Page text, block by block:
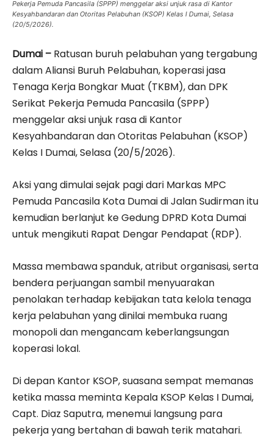
Pekerja Pemuda Pancasila (SPPP) menggelar aksi unjuk rasa di Kantor
Kesyahbandaran dan Otoritas Pelabuhan (KSOP) Kelas I Dumai, Selasa
(20/5/2026).
Dumai – Ratusan buruh pelabuhan yang tergabung
dalam Aliansi Buruh Pelabuhan, koperasi jasa
Tenaga Kerja Bongkar Muat (TKBM), dan DPK
Serikat Pekerja Pemuda Pancasila (SPPP)
menggelar aksi unjuk rasa di Kantor
Kesyahbandaran dan Otoritas Pelabuhan (KSOP)
Kelas I Dumai, Selasa (20/5/2026).
Aksi yang dimulai sejak pagi dari Markas MPC
Pemuda Pancasila Kota Dumai di Jalan Sudirman itu
kemudian berlanjut ke Gedung DPRD Kota Dumai
untuk mengikuti Rapat Dengar Pendapat (RDP).
Massa membawa spanduk, atribut organisasi, serta
bendera perjuangan sambil menyuarakan
penolakan terhadap kebijakan tata kelola tenaga
kerja pelabuhan yang dinilai membuka ruang
monopoli dan mengancam keberlangsungan
koperasi lokal.
Di depan Kantor KSOP, suasana sempat memanas
ketika massa meminta Kepala KSOP Kelas I Dumai,
Capt. Diaz Saputra, menemui langsung para
pekerja yang bertahan di bawah terik matahari.